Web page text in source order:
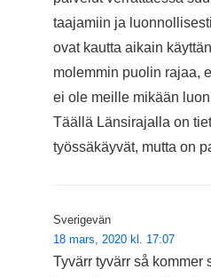
taajamiin ja
ovat kautta aikain
molemmin puolin rajaa,
ei ole meille mikään
Täällä Länsirajalla on
työssäkäyvät, mutta on
Sverigevän
18 mars, 2020 kl. 17:07
Tyvärr tyvärr så kommer